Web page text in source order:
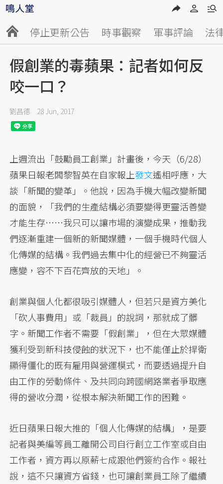
停止更新公告 時事觀察 軍事評論 法
假創業的毒蘋果：記者如何反
咬一口？
劉昌德 28 Jun, 2017
上週流出「鼓勵員工創業」計畫後，今天（6/28）
蘋果日報老闆黎智英在自家報上發文遙相呼應，大
談「新聞的變革」。他說，因為手機大幅改變新聞
的面貌，「我們的生產結構必須要變得更靈活善變
才能生存……我只可以讓巿場的演變成果，推動我
們逐漸重建一個新的新聞媒體，一個手機時代個人
化傳媒的結構。我們過去集中化的經營已不夠靈活
應變，容不下百花齊放的天地」。
創業與個人化都很吸引媒體人，但若只是資方美化
「砍人事費用」或「裁員」的說詞，那就成了髒
字。新聞工作者不需要「假創業」，但在大眾媒體
獲利受到新科技侵蝕的狀況下，也不能僅止於捍衛
顯得僵化的既有雇用與營運模式，而要透過提升自
由工作的勞動條件、及共同向跨國網路業者爭取應
得的營收分潤，從根本解決新聞工作的困難。
近日蘋果日報大推的「個人化傳媒的結構」，是要
記者與美編等員工離開公司自行創立工作室或自由
工作者，資方再以原薪七成跟他們簽約合作。報社
說，這不只讓資方省錢，也可讓創業員工除了繼續